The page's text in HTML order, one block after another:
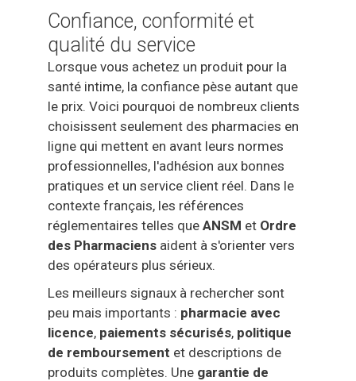
Confiance, conformité et
qualité du service
Lorsque vous achetez un produit pour la
santé intime, la confiance pèse autant que
le prix. Voici pourquoi de nombreux clients
choisissent seulement des pharmacies en
ligne qui mettent en avant leurs normes
professionnelles, l'adhésion aux bonnes
pratiques et un service client réel. Dans le
contexte français, les références
réglementaires telles que ANSM et Ordre
des Pharmaciens aident à s'orienter vers
des opérateurs plus sérieux.
Les meilleurs signaux à rechercher sont
peu mais importants : pharmacie avec
licence, paiements sécurisés, politique
de remboursement et descriptions de
produits complètes. Une garantie de